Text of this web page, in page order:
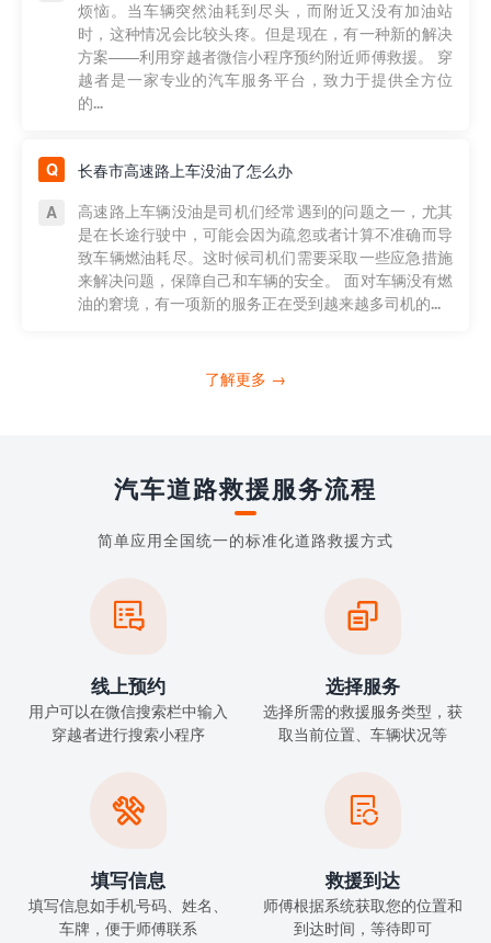
烦恼。当车辆突然油耗到尽头，而附近又没有加油站
时，这种情况会比较头疼。但是现在，有一种新的解决
方案——利用穿越者微信小程序预约附近师傅救援。 穿
越者是一家专业的汽车服务平台，致力于提供全方位
的...
长春市高速路上车没油了怎么办
高速路上车辆没油是司机们经常遇到的问题之一，尤其
是在长途行驶中，可能会因为疏忽或者计算不准确而导
致车辆燃油耗尽。这时候司机们需要采取一些应急措施
来解决问题，保障自己和车辆的安全。 面对车辆没有燃
油的窘境，有一项新的服务正在受到越来越多司机的...
了解更多 →
汽车道路救援服务流程
简单应用全国统一的标准化道路救援方式

线上预约
用户可以在微信搜索栏中输入
穿越者进行搜索小程序

选择服务
选择所需的救援服务类型，获
取当前位置、车辆状况等

填写信息
填写信息如手机号码、姓名、
车牌，便于师傅联系

救援到达
师傅根据系统获取您的位置和
到达时间，等待即可